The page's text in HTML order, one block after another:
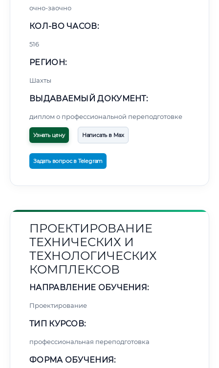
очно-заочно
КОЛ-ВО ЧАСОВ:
516
РЕГИОН:
Шахты
ВЫДАВАЕМЫЙ ДОКУМЕНТ:
диплом о профессиональной переподготовке
Узнать цену Написать в Max
Задать вопрос в Telegram
ПРОЕКТИРОВАНИЕ
ТЕХНИЧЕСКИХ И
ТЕХНОЛОГИЧЕСКИХ
КОМПЛЕКСОВ
НАПРАВЛЕНИЕ ОБУЧЕНИЯ:
Проектирование
ТИП КУРСОВ:
профессиональная переподготовка
ФОРМА ОБУЧЕНИЯ: